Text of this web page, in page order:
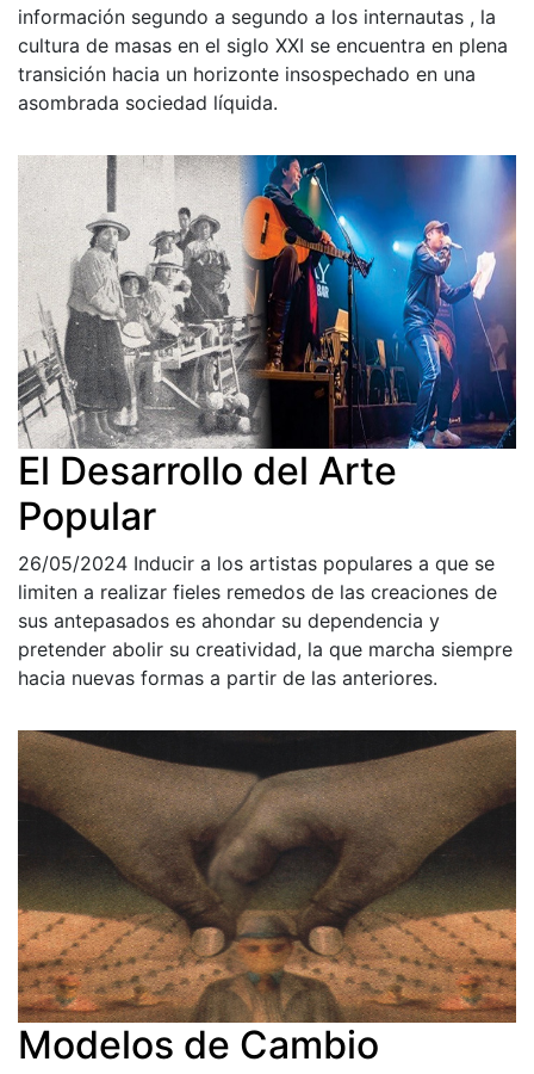
información segundo a segundo a los internautas , la
cultura de masas en el siglo XXI se encuentra en plena
transición hacia un horizonte insospechado en una
asombrada sociedad líquida.
El Desarrollo del Arte
Popular
26/05/2024 Inducir a los artistas populares a que se
limiten a realizar fieles remedos de las creaciones de
sus antepasados es ahondar su dependencia y
pretender abolir su creatividad, la que marcha siempre
hacia nuevas formas a partir de las anteriores.
Modelos de Cambio